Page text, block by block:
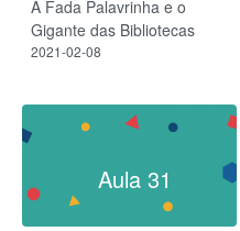
A Fada Palavrinha e o
Gigante das Bibliotecas
2021-02-08
Aula 31